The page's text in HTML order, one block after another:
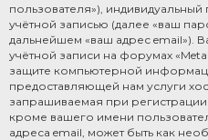
пользователя»),
учётной записью (далее «ваш
дальнейшем «ваш адрес email»).
учётной записи на форумах
защите компьютерной
предоставляющей нам услуги
запрашиваемая при
кроме вашего имени
адреса email, может быть как